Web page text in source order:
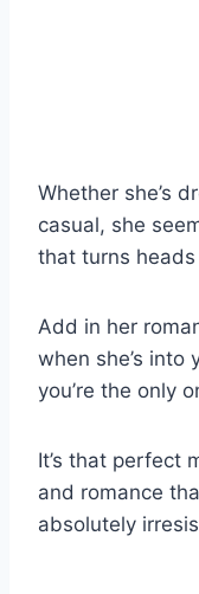
Whether she’s
casual, she
that turns
Add in her
when she’s into
you’re the only
It’s that perfect
and romance
absolutely